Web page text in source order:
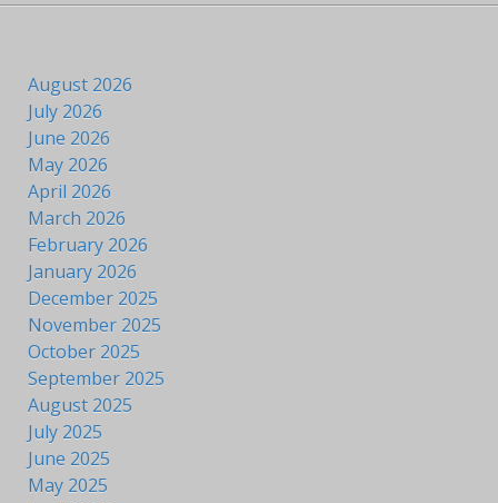
August 2026
July 2026
June 2026
May 2026
April 2026
March 2026
February 2026
January 2026
December 2025
November 2025
October 2025
September 2025
August 2025
July 2025
June 2025
May 2025